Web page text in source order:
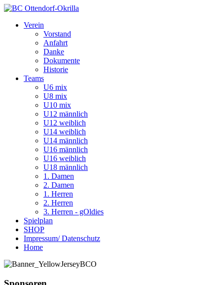
Verein
Vorstand
Anfahrt
Danke
Dokumente
Historie
Teams
U6 mix
U8 mix
U10 mix
U12 männlich
U12 weiblich
U14 weiblich
U14 männlich
U16 männlich
U16 weiblich
U18 männlich
1. Damen
2. Damen
1. Herren
2. Herren
3. Herren - gOldies
Spielplan
SHOP
Impressum/ Datenschutz
Home